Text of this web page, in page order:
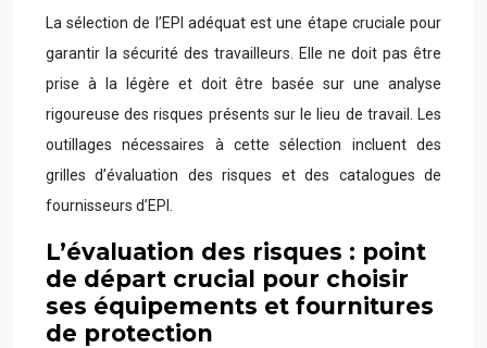
La sélection de l’EPI adéquat est une étape cruciale pour
garantir la sécurité des travailleurs. Elle ne doit pas être
prise à la légère et doit être basée sur une analyse
rigoureuse des risques présents sur le lieu de travail. Les
outillages nécessaires à cette sélection incluent des
grilles d’évaluation des risques et des catalogues de
fournisseurs d’EPI.
L’évaluation des risques : point
de départ crucial pour choisir
ses équipements et fournitures
de protection